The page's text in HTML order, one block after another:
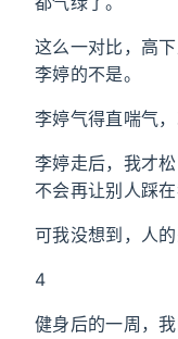
这么一对比，高
李婷的不是。
李婷气得直喘气，
李婷走后，我才
不会再让别人踩
可我没想到，人
4
健身后的一周，